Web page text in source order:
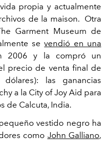
propia y actualmente
de la maison. Otra
Garment Museum de
sevendió en una
2006 y la compró un
precio de venta final de
las ganancias
a la City of Joy Aid para
de Calcuta, India.
vestido negro ha
como John Galliano,